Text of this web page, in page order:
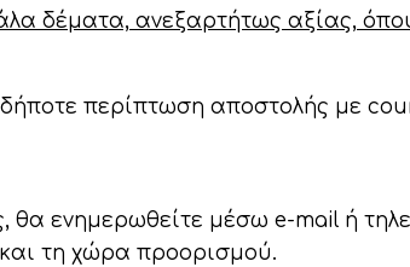
δέματα, ανεξαρτήτως αξίας,
περίπτωση αποστολής με
ενημερωθείτε μέσω e-mail ή
τη χώρα προορισμού.